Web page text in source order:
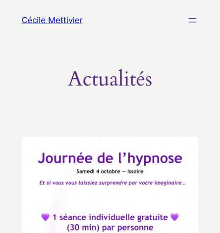
Cécile Mettivier
Actualités